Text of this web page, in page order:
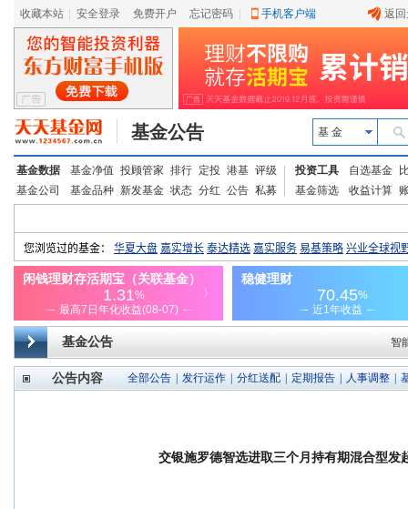
收藏本站 安全登录 免费开户 忘记密码 手机客户端 返
基金公告 基 金
基金数据 基金净值 投顾管家 排行 定投 港基 评级
基金公司
基金品种 新发基金 状态 分红 公告 私募
投资工具 自选基金
基金筛选
收益计算
基金公告 智
公告内容 全部公告 发行运作 分红送配 定期报告 人事调整
交银施罗德智选进取三个月持有期混合型